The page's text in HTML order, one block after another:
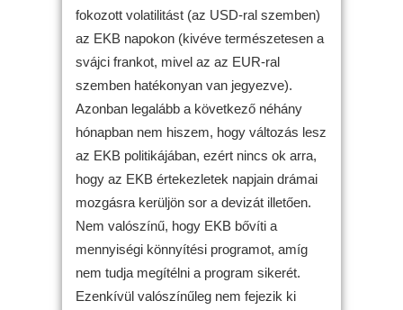
fokozott volatilitást (az USD-ral szemben)
az EKB napokon (kivéve természetesen a
svájci frankot, mivel az az EUR-ral
szemben hatékonyan van jegyezve).
Azonban legalább a következő néhány
hónapban nem hiszem, hogy változás lesz
az EKB politikájában, ezért nincs ok arra,
hogy az EKB értekezletek napjain drámai
mozgásra kerüljön sor a devizát illetően.
Nem valószínű, hogy EKB bővíti a
mennyiségi könnyítési programot, amíg
nem tudja megítélni a program sikerét.
Ezenkívül valószínűleg nem fejezik ki